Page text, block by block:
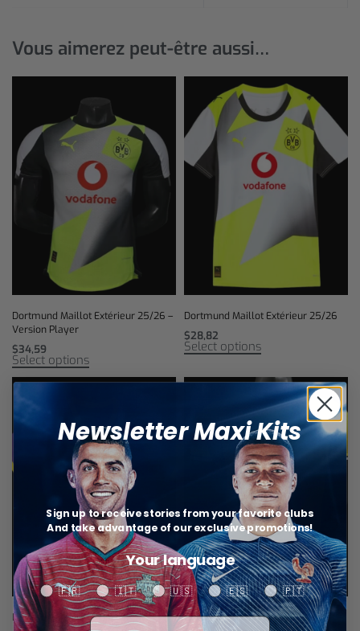
Vous aimerez peut-être aussi…
Dortmund Maillot Extérieur 25/26 –
Version Player
$34,59
Select options
Dortmund Maillot Extérieur 25/26
$28,82
Select options
Dortmund Maillot Third 26/27
Dortmund Maillot Domicile 26/27 –
Newsletter Maxi Kits
Sign up to receive stories from your favorite clubs
And take advantage of our exclusive promotions!
Your language
Your language
🇫🇷 🇮🇹 🇺🇸 🇪🇸 🇵🇹
Votre adresse email